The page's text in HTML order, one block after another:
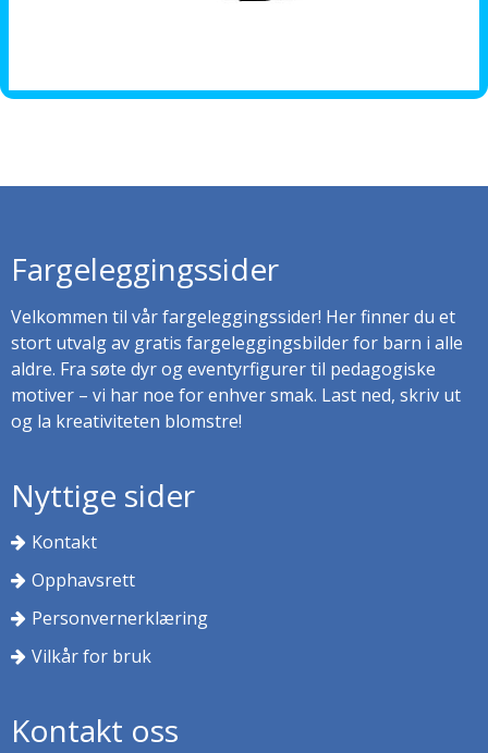
Fargeleggingssider
Velkommen til vår fargeleggingssider! Her finner du et
stort utvalg av gratis fargeleggingsbilder for barn i alle
aldre. Fra søte dyr og eventyrfigurer til pedagogiske
motiver – vi har noe for enhver smak. Last ned, skriv ut
og la kreativiteten blomstre!
Nyttige sider
Kontakt
Opphavsrett
Personvernerklæring
Vilkår for bruk
Kontakt oss